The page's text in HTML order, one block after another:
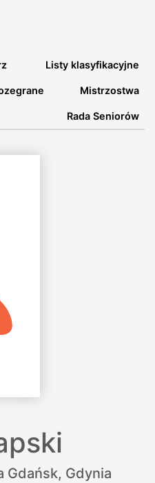
Listy klasyfikacyjne
Mistrzostwa
Rada Seniorów
Gdańsk, Gdynia